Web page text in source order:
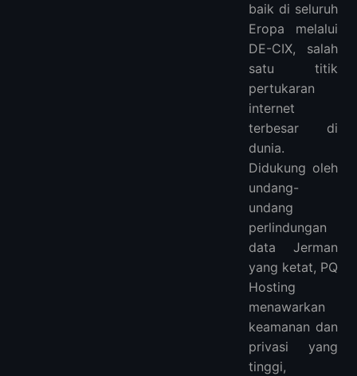
baik di seluruh
Eropa melalui
DE-CIX, salah
satu titik
pertukaran
internet
terbesar di
dunia.
Didukung oleh
undang-
undang
perlindungan
data Jerman
yang ketat, PQ
Hosting
menawarkan
keamanan dan
privasi yang
tinggi,